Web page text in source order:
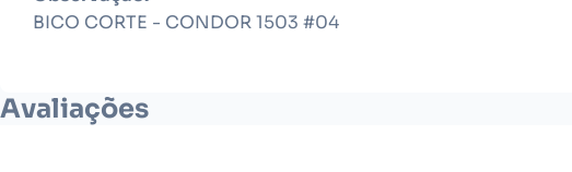
BICO CORTE - CONDOR 1503 #04
Avaliações